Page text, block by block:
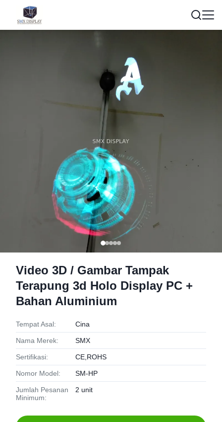
Video 3D / Gambar Tampak
Terapung 3d Holo Display PC +
Bahan Aluminium
Tempat Asal: Cina
Nama Merek: SMX
Sertifikasi: CE,ROHS
Nomor Model: SM-HP
Jumlah Pesanan
Minimum:
2 unit